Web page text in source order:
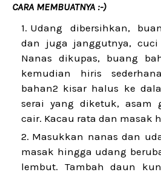
CARA MEMBUATNYA :-)
Udang dibersihkan,
dan juga janggutnya,
Nanas dikupas, buang
kemudian hiris
bahan2 kisar halus ke
serai yang diketuk, asam
cair. Kacau rata dan masak
Masukkan nanas dan
masak hingga udang
lembut. Tambah daun